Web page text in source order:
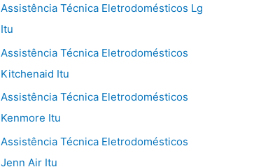
Assistência Técnica Eletrodomésticos Lg
Itu
Assistência Técnica Eletrodomésticos
Kitchenaid Itu
Assistência Técnica Eletrodomésticos
Kenmore Itu
Assistência Técnica Eletrodomésticos
Jenn Air Itu